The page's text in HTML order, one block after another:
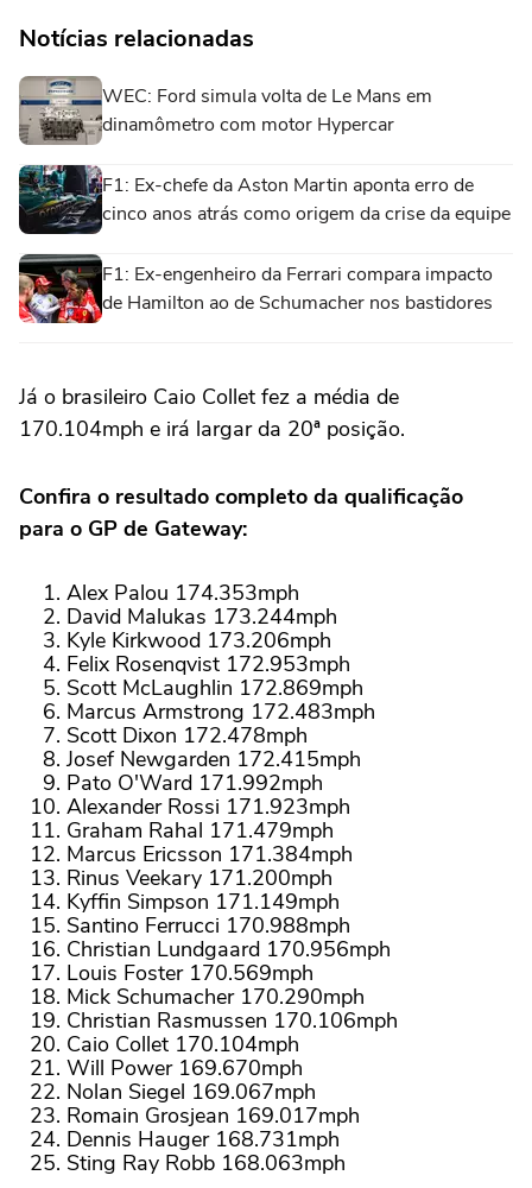
Notícias relacionadas
WEC: Ford simula volta de Le Mans em
dinamômetro com motor Hypercar
F1: Ex-chefe da Aston Martin aponta erro de
cinco anos atrás como origem da crise da equipe
F1: Ex-engenheiro da Ferrari compara impacto
de Hamilton ao de Schumacher nos bastidores
Já o brasileiro Caio Collet fez a média de
170.104mph e irá largar da 20ª posição.
Confira o resultado completo da qualificação
para o GP de Gateway:
Alex Palou 174.353mph
David Malukas 173.244mph
Kyle Kirkwood 173.206mph
Felix Rosenqvist 172.953mph
Scott McLaughlin 172.869mph
Marcus Armstrong 172.483mph
Scott Dixon 172.478mph
Josef Newgarden 172.415mph
Pato O'Ward 171.992mph
Alexander Rossi 171.923mph
Graham Rahal 171.479mph
Marcus Ericsson 171.384mph
Rinus Veekary 171.200mph
Kyffin Simpson 171.149mph
Santino Ferrucci 170.988mph
Christian Lundgaard 170.956mph
Louis Foster 170.569mph
Mick Schumacher 170.290mph
Christian Rasmussen 170.106mph
Caio Collet 170.104mph
Will Power 169.670mph
Nolan Siegel 169.067mph
Romain Grosjean 169.017mph
Dennis Hauger 168.731mph
Sting Ray Robb 168.063mph